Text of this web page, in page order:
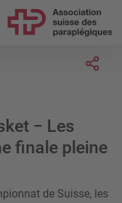
− Les
finale pleine
de Suisse, les